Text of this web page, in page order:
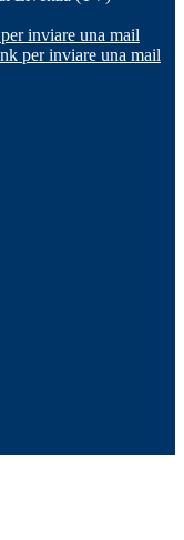
inviare una mail
per inviare una mail